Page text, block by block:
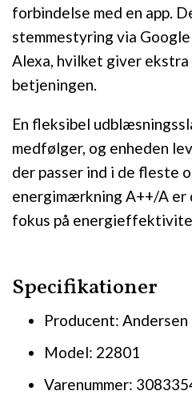
forbindelse med en app.
stemmestyring via
Alexa, hvilket giver
betjeningen.
En fleksibel
medfølger, og enheden
der passer ind i de fleste
energimærkning A++/A er
fokus på
Specifikationer
Producent:
Model: 22801
Varenummer: